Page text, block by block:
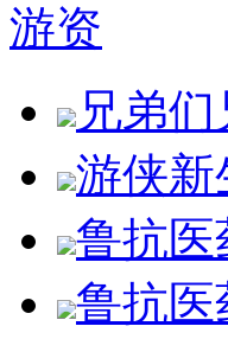
游资
兄弟
游侠新
鲁抗医
鲁抗医